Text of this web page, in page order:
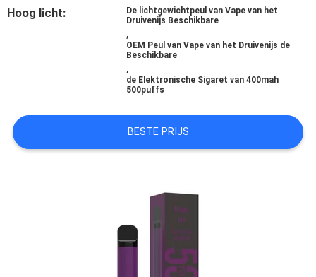
SITEMAP
Hoog licht:
De lichtgewichtpeul van Vape van het
Druivenijs Beschikbare
,
OEM Peul van Vape van het Druivenijs de
Beschikbare
,
de Elektronische Sigaret van 400mah
500puffs
BESTE PRIJS